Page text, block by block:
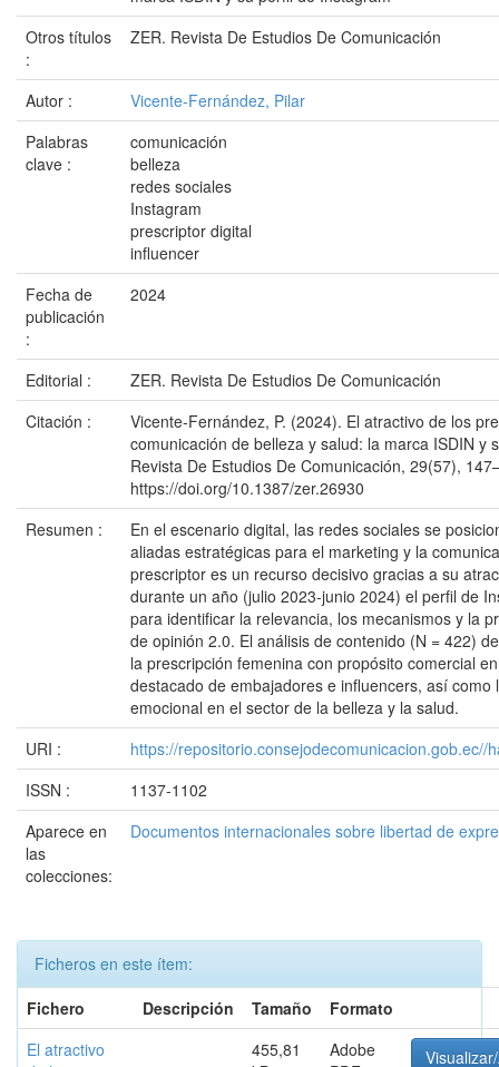
Otros títulos
:
ZER. Revista De Estudios De Comunicación
Autor :
Vicente-Fernández, Pilar
Palabras
clave :
comunicación
belleza
redes sociales
Instagram
prescriptor digital
influencer
Fecha de
publicación
:
2024
Editorial :
ZER. Revista De Estudios De Comunicación
Citación :
Vicente-Fernández, P. (2024). El atractivo de los
comunicación de belleza y salud: la marca ISDIN y
Revista De Estudios De Comunicación, 29(57),
https://doi.org/10.1387/zer.26930
Resumen :
En el escenario digital, las redes sociales se
aliadas estratégicas para el marketing y la
prescriptor es un recurso decisivo gracias a su
durante un año (julio 2023-junio 2024) el perfil de
para identificar la relevancia, los mecanismos y la
de opinión 2.0. El análisis de contenido (N = 422)
la prescripción femenina con propósito comercial
destacado de embajadores e influencers, así como
emocional en el sector de la belleza y la salud.
URI :
https://repositorio.consejodecomunicacion.gob.ec//
ISSN :
1137-1102
Aparece en
las
colecciones:
Documentos internacionales sobre libertad de
Ficheros en este ítem:
Fichero
Descripción Tamaño
Formato
El atractivo
455,81
Adobe